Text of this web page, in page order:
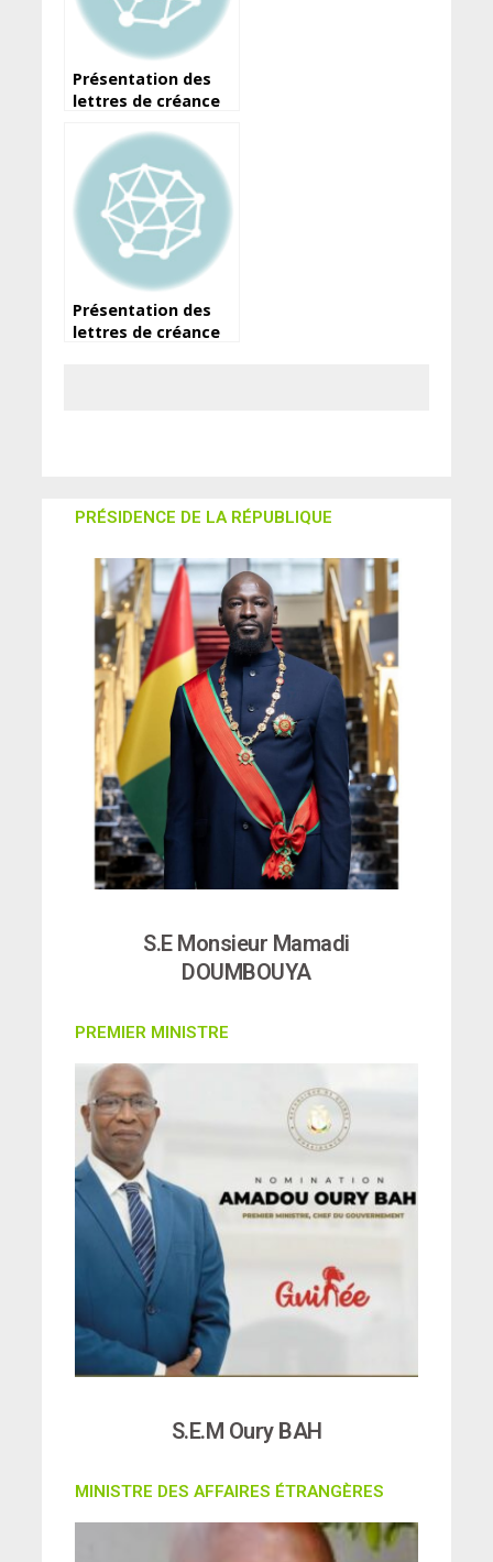
Présentation des
lettres de créance
BARRY( Danemark)
Présentation des
lettres de créance
PRÉSIDENCE DE LA RÉPUBLIQUE
S.E Monsieur Mamadi
DOUMBOUYA
PREMIER MINISTRE
S.E.M Oury BAH
MINISTRE DES AFFAIRES ÉTRANGÈRES